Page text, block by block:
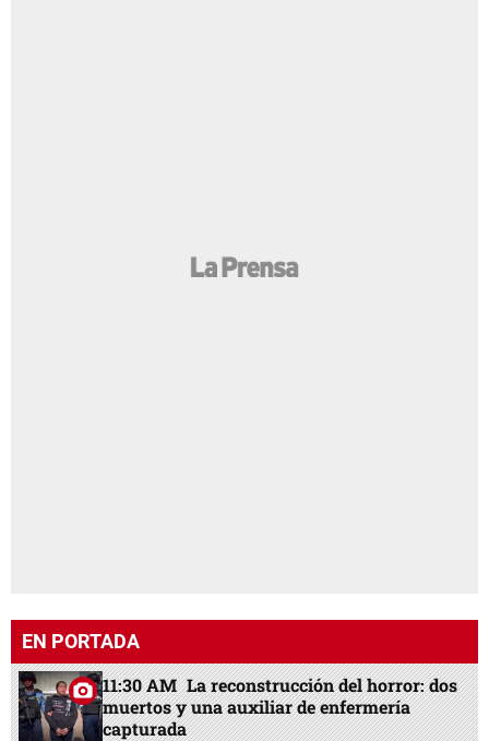
EN PORTADA
11:30 AM La reconstrucción del horror: dos
muertos y una auxiliar de enfermería
capturada